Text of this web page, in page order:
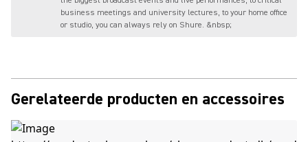
business meetings and university lectures, to your home office
or studio, you can always rely on Shure. &nbsp;
Gerelateerde producten en accessoires